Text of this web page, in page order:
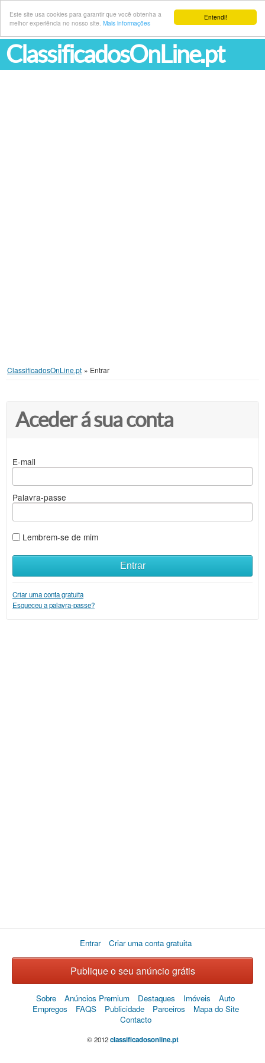
Entendi!
Este site usa cookies para garantir que você obtenha a
melhor experiência no nosso site. Mais informações
ClassificadosOnLine.pt
ClassificadosOnLine.pt » Entrar
Aceder á sua conta
E-mail
Palavra-passe
Lembrem-se de mim
Entrar
Criar uma conta gratuita
Esqueceu a palavra-passe?
Entrar Criar uma conta gratuita
Publique o seu anúncio grátis
Sobre Anúncios Premium Destaques Imóveis
Auto
Empregos
FAQS Publicidade Parceiros
Mapa do Site
Contacto
© 2012classificadosonline.pt